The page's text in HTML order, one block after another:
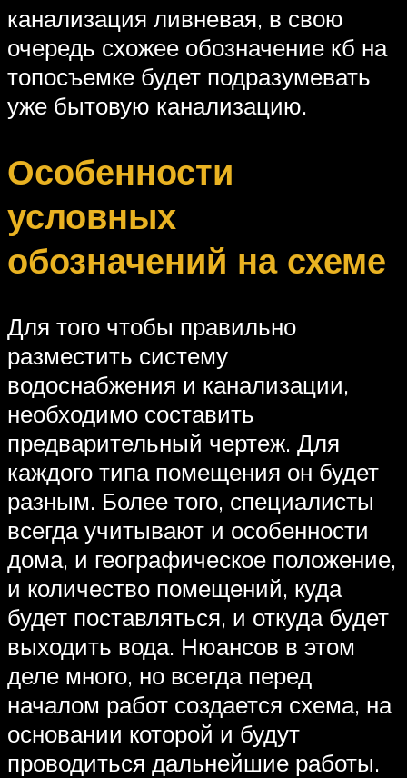
канализация ливневая, в свою
очередь схожее обозначение кб на
топосъемке будет подразумевать
уже бытовую канализацию.
Особенности
условных
обозначений на схеме
Для того чтобы правильно
разместить систему
водоснабжения и канализации,
необходимо составить
предварительный чертеж. Для
каждого типа помещения он будет
разным. Более того, специалисты
всегда учитывают и особенности
дома, и географическое положение,
и количество помещений, куда
будет поставляться, и откуда будет
выходить вода. Нюансов в этом
деле много, но всегда перед
началом работ создается схема, на
основании которой и будут
проводиться дальнейшие работы.